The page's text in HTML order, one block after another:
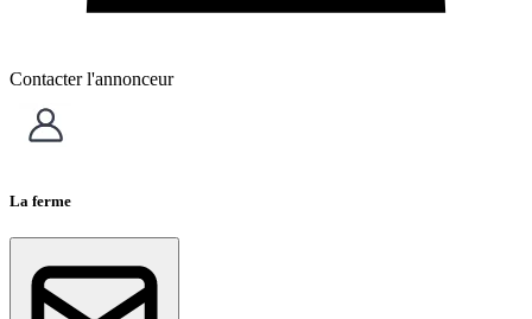
Contacter l'annonceur
La ferme